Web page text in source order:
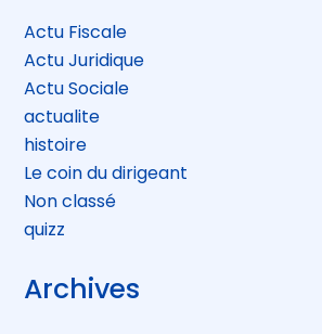
Actu Fiscale
Actu Juridique
Actu Sociale
actualite
histoire
Le coin du dirigeant
Non classé
quizz
Archives